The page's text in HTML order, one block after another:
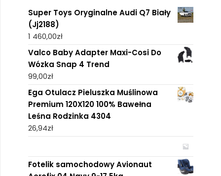
Super Toys Oryginalne Audi Q7 Biały
(Jj2188)
1 460,00zł
Valco Baby Adapter Maxi-Cosi Do
Wózka Snap 4 Trend
99,00zł
Ega Otulacz Pieluszka Muślinowa
Premium 120X120 100% Bawełna
Leśna Rodzinka 4304
26,94zł
Fotelik samochodowy Avionaut